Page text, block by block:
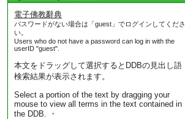
電子佛教辭典
パスワードがない場合は「guest」でログインしてくださ
い。
Users who do not have a password can log in with the
userID "guest".
本文をドラッグして選択するとDDBの見出し語
検索結果が表示されます。
Select a portion of the text by dragging your
mouse to view all terms in the text contained in
the DDB. ・